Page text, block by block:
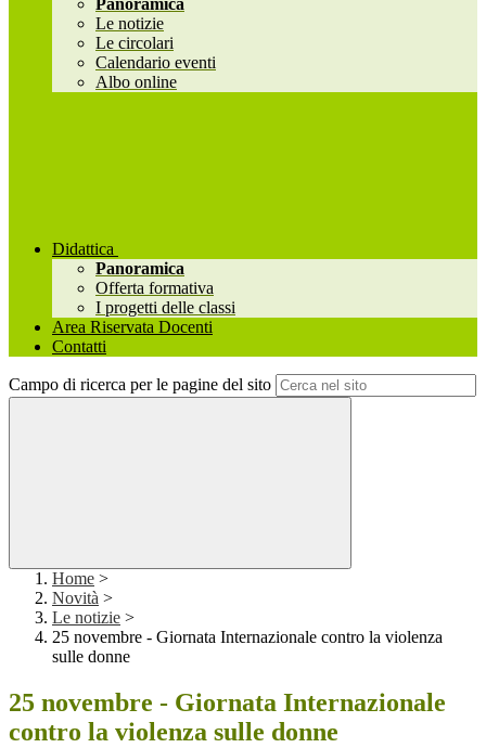
Panoramica
Le notizie
Le circolari
Calendario eventi
Albo online
Didattica
Panoramica
Offerta formativa
I progetti delle classi
Area Riservata Docenti
Contatti
Campo di ricerca per le pagine del sito
Home >
Novità >
Le notizie >
25 novembre - Giornata Internazionale contro la violenza
sulle donne
25 novembre - Giornata Internazionale
contro la violenza sulle donne